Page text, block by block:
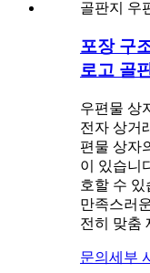
포장 구
로고 골
우편물 상
전자 상거
편물 상자
이 있습니
호할 수 있
만족스러
전히 맞춤
문의 세부